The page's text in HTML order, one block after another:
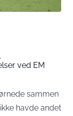
ved EM
sammen
havde andet